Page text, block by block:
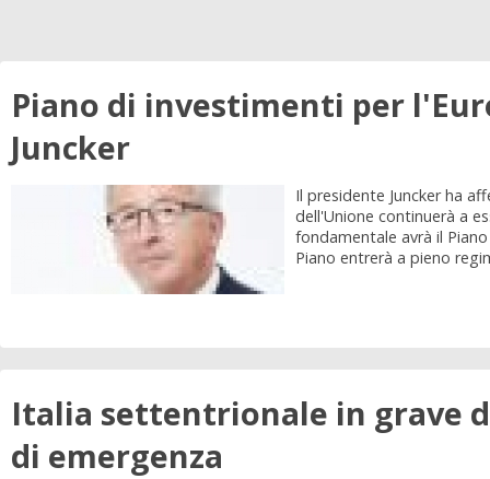
Piano di investimenti per
Juncker
Il presidente Juncker ha
dell'Unione continuerà a
fondamentale avrà il
Piano entrerà a pieno
Italia settentrionale in grave
di emergenza